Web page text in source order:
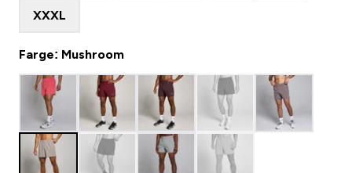
XXXL
Farge: Mushroom